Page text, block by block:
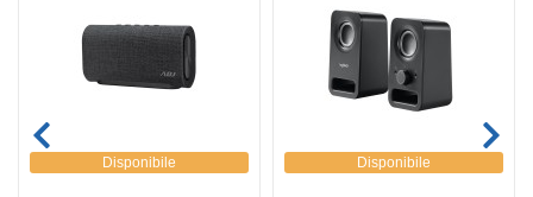
Disponibile Disponibile